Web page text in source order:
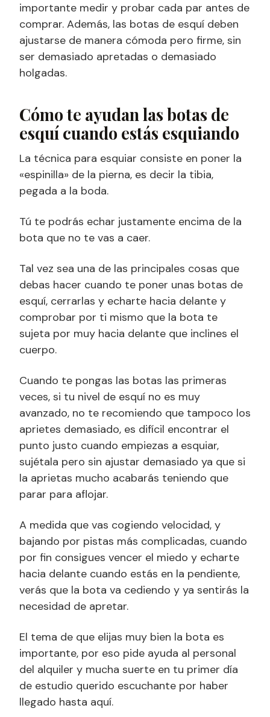
importante medir y probar cada par antes de
comprar. Además, las botas de esquí deben
ajustarse de manera cómoda pero firme, sin
ser demasiado apretadas o demasiado
holgadas.
Cómo te ayudan las botas de
esquí cuando estás esquiando
La técnica para esquiar consiste en poner la
«espinilla» de la pierna, es decir la tibia,
pegada a la boda.
Tú te podrás echar justamente encima de la
bota que no te vas a caer.
Tal vez sea una de las principales cosas que
debas hacer cuando te poner unas botas de
esquí, cerrarlas y echarte hacia delante y
comprobar por ti mismo que la bota te
sujeta por muy hacia delante que inclines el
cuerpo.
Cuando te pongas las botas las primeras
veces, si tu nivel de esquí no es muy
avanzado, no te recomiendo que tampoco los
aprietes demasiado, es difícil encontrar el
punto justo cuando empiezas a esquiar,
sujétala pero sin ajustar demasiado ya que si
la aprietas mucho acabarás teniendo que
parar para aflojar.
A medida que vas cogiendo velocidad, y
bajando por pistas más complicadas, cuando
por fin consigues vencer el miedo y echarte
hacia delante cuando estás en la pendiente,
verás que la bota va cediendo y ya sentirás la
necesidad de apretar.
El tema de que elijas muy bien la bota es
importante, por eso pide ayuda al personal
del alquiler y mucha suerte en tu primer día
de estudio querido escuchante por haber
llegado hasta aquí.